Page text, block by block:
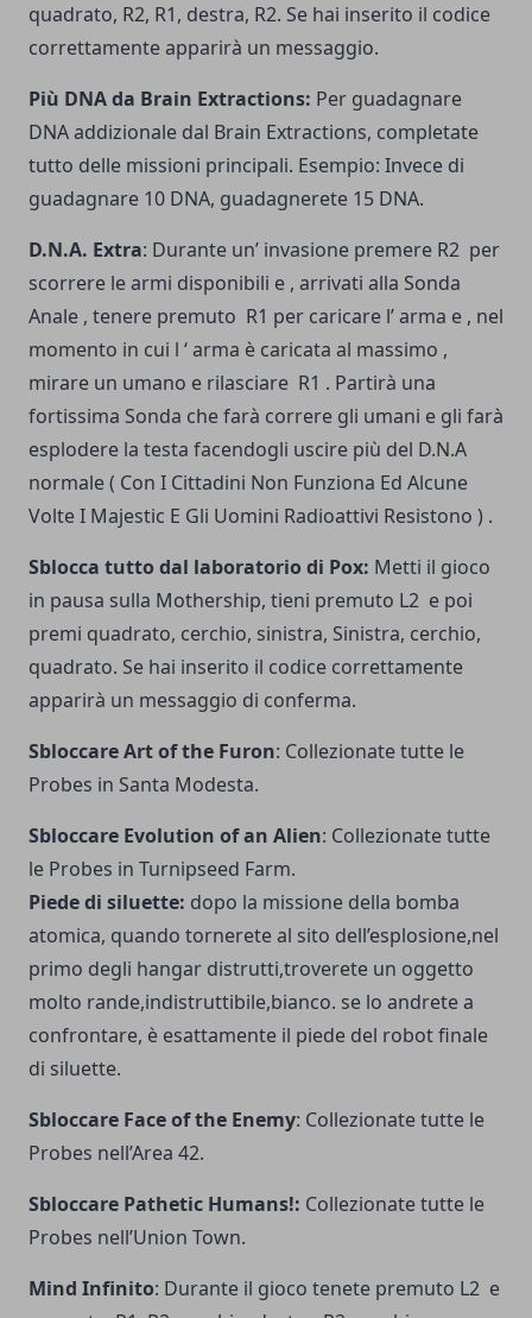
quadrato, R2, R1, destra, R2. Se hai inserito il codice
correttamente apparirà un messaggio.
Più DNA da Brain Extractions: Per guadagnare
DNA addizionale dal Brain Extractions, completate
tutto delle missioni principali. Esempio: Invece di
guadagnare 10 DNA, guadagnerete 15 DNA.
D.N.A. Extra: Durante un’ invasione premere R2 per
scorrere le armi disponibili e , arrivati alla Sonda
Anale , tenere premuto R1 per caricare l’ arma e , nel
momento in cui l ‘ arma è caricata al massimo ,
mirare un umano e rilasciare R1 . Partirà una
fortissima Sonda che farà correre gli umani e gli farà
esplodere la testa facendogli uscire più del D.N.A
normale ( Con I Cittadini Non Funziona Ed Alcune
Volte I Majestic E Gli Uomini Radioattivi Resistono ) .
Sblocca tutto dal laboratorio di Pox: Metti il gioco
in pausa sulla Mothership, tieni premuto L2 e poi
premi quadrato, cerchio, sinistra, Sinistra, cerchio,
quadrato. Se hai inserito il codice correttamente
apparirà un messaggio di conferma.
Sbloccare Art of the Furon: Collezionate tutte le
Probes in Santa Modesta.
Sbloccare Evolution of an Alien: Collezionate tutte
le Probes in Turnipseed Farm.
Piede di siluette: dopo la missione della bomba
atomica, quando tornerete al sito dell’esplosione,nel
primo degli hangar distrutti,troverete un oggetto
molto rande,indistruttibile,bianco. se lo andrete a
confrontare, è esattamente il piede del robot finale
di siluette.
Sbloccare Face of the Enemy: Collezionate tutte le
Probes nell’Area 42.
Sbloccare Pathetic Humans!: Collezionate tutte le
Probes nell’Union Town.
Mind Infinito: Durante il gioco tenete premuto L2 e